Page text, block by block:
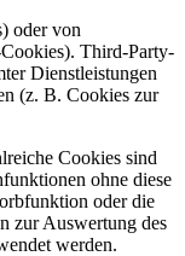
oder von
Third-Party-
Dienstleistungen
(z. B. Cookies zur
Cookies sind
ohne diese
oder die
zur Auswertung des
werden.